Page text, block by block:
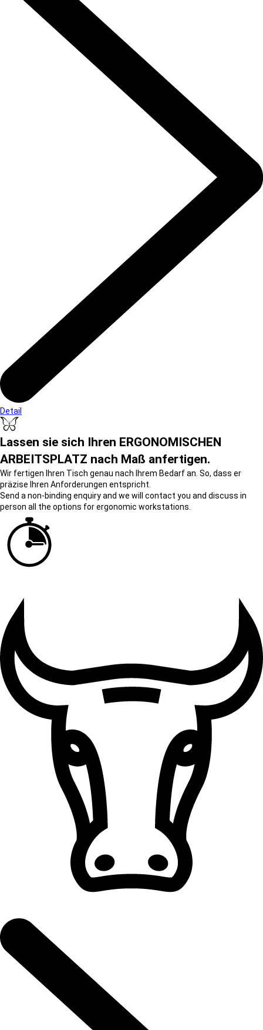
Detail
Lassen sie sich Ihren ERGONOMISCHEN
ARBEITSPLATZ nach Maß anfertigen.
Wir fertigen Ihren Tisch genau nach Ihrem Bedarf an. So, dass er
präzise Ihren Anforderungen entspricht.
Send a non-binding enquiry and we will contact you and discuss in
person all the options for ergonomic workstations.